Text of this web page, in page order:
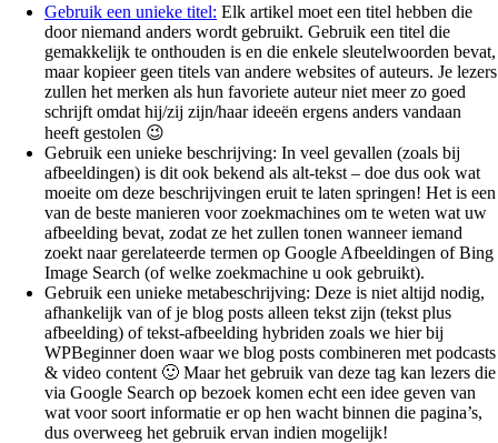
Gebruik een unieke titel: Elk artikel moet een titel hebben die
door niemand anders wordt gebruikt. Gebruik een titel die
gemakkelijk te onthouden is en die enkele sleutelwoorden bevat,
maar kopieer geen titels van andere websites of auteurs. Je lezers
zullen het merken als hun favoriete auteur niet meer zo goed
schrijft omdat hij/zij zijn/haar ideeën ergens anders vandaan
heeft gestolen 😉
Gebruik een unieke beschrijving: In veel gevallen (zoals bij
afbeeldingen) is dit ook bekend als alt-tekst – doe dus ook wat
moeite om deze beschrijvingen eruit te laten springen! Het is een
van de beste manieren voor zoekmachines om te weten wat uw
afbeelding bevat, zodat ze het zullen tonen wanneer iemand
zoekt naar gerelateerde termen op Google Afbeeldingen of Bing
Image Search (of welke zoekmachine u ook gebruikt).
Gebruik een unieke metabeschrijving: Deze is niet altijd nodig,
afhankelijk van of je blog posts alleen tekst zijn (tekst plus
afbeelding) of tekst-afbeelding hybriden zoals we hier bij
WPBeginner doen waar we blog posts combineren met podcasts
& video content 🙂 Maar het gebruik van deze tag kan lezers die
via Google Search op bezoek komen echt een idee geven van
wat voor soort informatie er op hen wacht binnen die pagina’s,
dus overweeg het gebruik ervan indien mogelijk!